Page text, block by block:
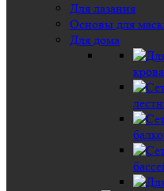
Для лазания
Основы для
Для дома